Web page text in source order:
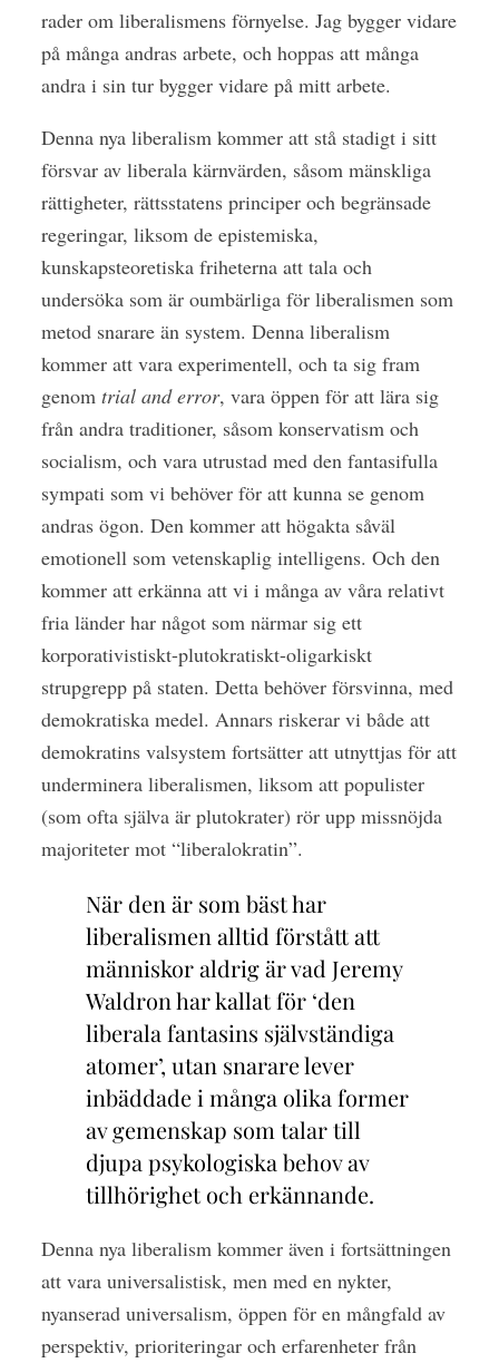
rader om liberalismens förnyelse. Jag bygger vidare
på många andras arbete, och hoppas att många
andra i sin tur bygger vidare på mitt arbete.
Denna nya liberalism kommer att stå stadigt i sitt
försvar av liberala kärnvärden, såsom mänskliga
rättigheter, rättsstatens principer och begränsade
regeringar, liksom de epistemiska,
kunskapsteoretiska friheterna att tala och
undersöka som är oumbärliga för liberalismen som
metod snarare än system. Denna liberalism
kommer att vara experimentell, och ta sig fram
genom trial and error, vara öppen för att lära sig
från andra traditioner, såsom konservatism och
socialism, och vara utrustad med den fantasifulla
sympati som vi behöver för att kunna se genom
andras ögon. Den kommer att högakta såväl
emotionell som vetenskaplig intelligens. Och den
kommer att erkänna att vi i många av våra relativt
fria länder har något som närmar sig ett
korporativistiskt-plutokratiskt-oligarkiskt
strupgrepp på staten. Detta behöver försvinna, med
demokratiska medel. Annars riskerar vi både att
demokratins valsystem fortsätter att utnyttjas för att
underminera liberalismen, liksom att populister
(som ofta själva är plutokrater) rör upp missnöjda
majoriteter mot “liberalokratin”.
När den är som bäst har
liberalismen alltid förstått att
människor aldrig är vad Jeremy
Waldron har kallat för ‘den
liberala fantasins självständiga
atomer’, utan snarare lever
inbäddade i många olika former
avgemenskap som talar till
djupa psykologiska behov av
tillhörighet och erkännande.
Denna nya liberalism kommer även i fortsättningen
att vara universalistisk, men med en nykter,
nyanserad universalism, öppen för en mångfald av
perspektiv, prioriteringar och erfarenheter från